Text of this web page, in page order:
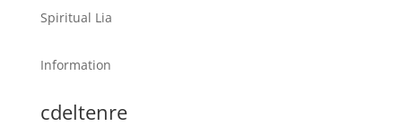
Spiritual Lia
Information
cdeltenre